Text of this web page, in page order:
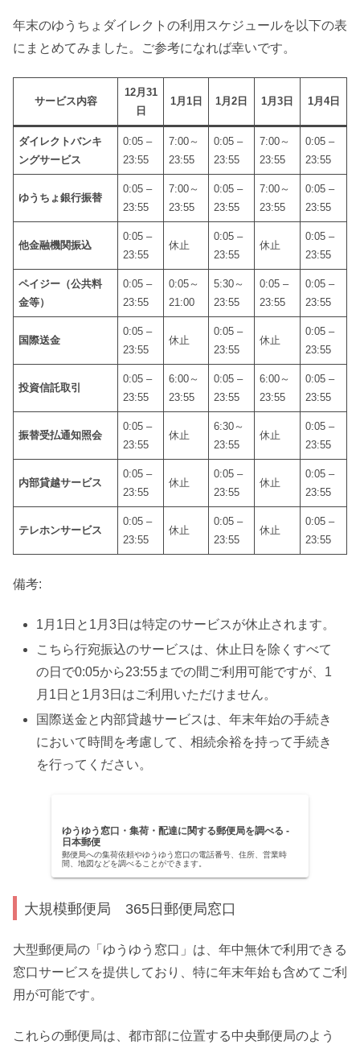
年末のゆうちょダイレクトの利用スケジュールを以下の表
にまとめてみました。ご参考になれば幸いです。
サービス内容
12月31
日
1月1日 1月2日 1月3日 1月4日
ダイレクトバンキ
ングサービス
0:05 –
23:55
7:00～
23:55
0:05 –
23:55
7:00～
23:55
0:05 –
23:55
ゆうちょ銀行振替
0:05 –
23:55
7:00～
23:55
0:05 –
23:55
7:00～
23:55
0:05 –
23:55
他金融機関振込
0:05 –
23:55
休止
0:05 –
23:55
休止
0:05 –
23:55
ペイジー（公共料
金等）
0:05 –
23:55
0:05～
21:00
5:30～
23:55
0:05 –
23:55
0:05 –
23:55
国際送金
0:05 –
23:55
休止
0:05 –
23:55
休止
0:05 –
23:55
投資信託取引
0:05 –
23:55
6:00～
23:55
0:05 –
23:55
6:00～
23:55
0:05 –
23:55
振替受払通知照会
0:05 –
23:55
休止
6:30～
23:55
休止
0:05 –
23:55
内部貸越サービス
0:05 –
23:55
休止
0:05 –
23:55
休止
0:05 –
23:55
テレホンサービス
0:05 –
23:55
休止
0:05 –
23:55
休止
0:05 –
23:55
備考:
1月1日と1月3日は特定のサービスが休止されます。
こちら行宛振込のサービスは、休止日を除くすべて
の日で0:05から23:55までの間ご利用可能ですが、1
月1日と1月3日はご利用いただけません。
国際送金と内部貸越サービスは、年末年始の手続き
において時間を考慮して、相続余裕を持って手続き
を行ってください。
ゆうゆう窓口・集荷・配達に関する郵便局を調べる -
日本郵便
郵便局への集荷依頼やゆうゆう窓口の電話番号、住所、営業時
間、地図などを調べることができます。
大規模郵便局 365日郵便局窓口
大型郵便局の「ゆうゆう窓口」は、年中無休で利用できる
窓口サービスを提供しており、特に年末年始も含めてご利
用が可能です。
これらの郵便局は、都市部に位置する中央郵便局のよう